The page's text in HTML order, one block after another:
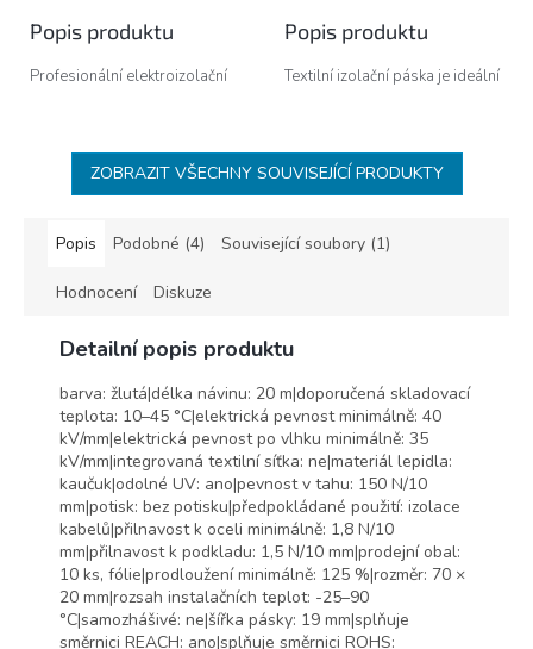
Popis produktu
Profesionální elektroizolační
Výhody produktu
Izolační páska splňuje směrnici
2011/65/EU o omezení
elektrických a elektronických
Jedná se o tzv. ROHS a nařízení
Evropského parlamentu a Rady
(ES) č. 1907/2006 o registraci,
hodnocení, povolování a
omezování chemických látek
tzv. REACH.
Izolační pásky IZOTAPE je
možné použít do výroby na
celém území EU.
Popis produktu
Textilní izolační páska je ideální
ZOBRAZIT VŠECHNY SOUVISEJÍCÍ PRODUKTY
Popis Podobné (4) Související soubory (1)
Hodnocení Diskuze
Detailní popis produktu
barva: žlutá|délka návinu: 20 m|doporučená skladovací
teplota: 10–45 °C|elektrická pevnost minimálně: 40
kV/mm|elektrická pevnost po vlhku minimálně: 35
kV/mm|integrovaná textilní síťka: ne|materiál lepidla:
kaučuk|odolné UV: ano|pevnost v tahu: 150 N/10
mm|potisk: bez potisku|předpokládané použití: izolace
kabelů|přilnavost k oceli minimálně: 1,8 N/10
mm|přilnavost k podkladu: 1,5 N/10 mm|prodejní obal:
10 ks, fólie|prodloužení minimálně: 125 %|rozměr: 70 ×
20 mm|rozsah instalačních teplot: -25–90
°C|samozhášivé: ne|šířka pásky: 19 mm|splňuje
směrnici REACH: ano|splňuje směrnici ROHS: